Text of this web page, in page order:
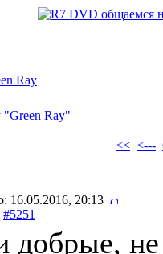
Ray
"Green Ray"
<< <---
16.05.2016, 20:13
#5251
не